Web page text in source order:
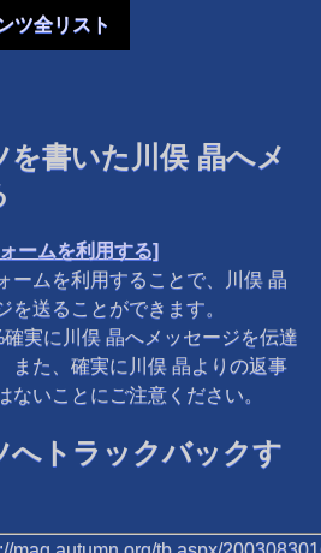
ツ全リスト
書いた川俣 晶へメ
ームを利用する]
ームを利用することで、川俣 晶
を送ることができます。
実に川俣 晶へメッセージを伝達
また、確実に川俣 晶よりの返事
ないことにご注意ください。
へトラックバックす